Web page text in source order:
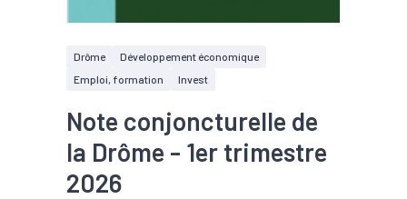
Drôme
Développement économique
Emploi, formation
Invest
Note conjoncturelle de
la Drôme - 1er trimestre
2026